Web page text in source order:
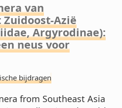
van
Azië
Argyrodinae):
neus voor
bijdragen
from Southeast Asia